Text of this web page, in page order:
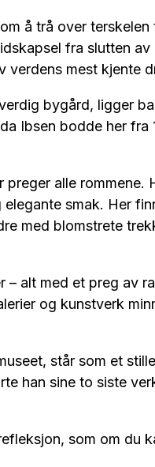
å trå over terskelen
fra slutten av
verdens mest kjente
bygård, ligger
Ibsen bodde her fra
alle rommene.
smak. Her
med blomstrete
alt med et preg av
og kunstverk
står som et
han sine to siste
som om du